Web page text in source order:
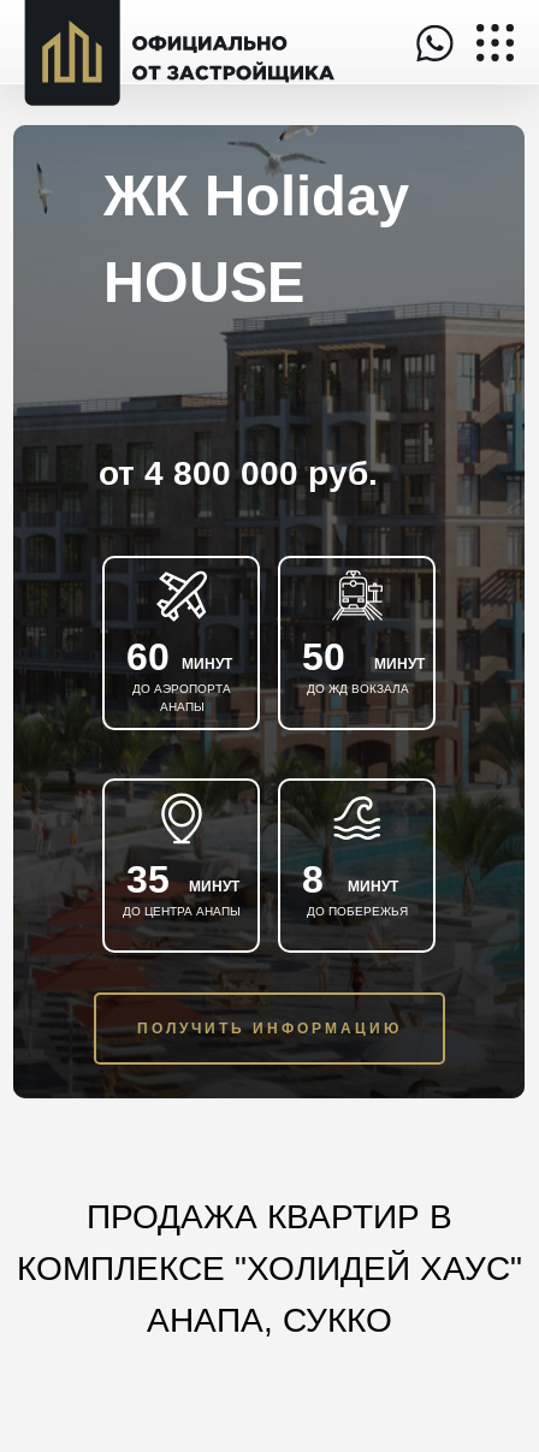
60 МИНУТ
ДО АЭРОПОРТА
АНАПЫ
35 МИНУТ
ДО ЦЕНТРА АНАПЫ
8 МИНУТ
ДО ПОБЕРЕЖЬЯ
50 МИНУТ
ДО ЖД ВОКЗАЛА
ПОЛУЧИТЬ ИНФОРМАЦИЮ
от 4 800 000 руб.
ЖК Holiday
HOUSE
ПРОДАЖА КВАРТИР В
КОМПЛЕКСЕ "ХОЛИДЕЙ ХАУС"
АНАПА, СУККО